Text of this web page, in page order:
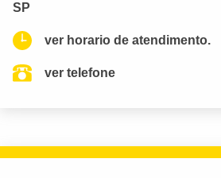
SP
ver horario de atendimento.
ver telefone